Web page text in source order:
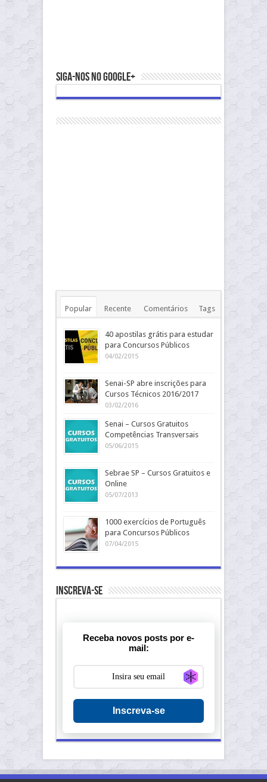
Siga-nos no Google+
Popular Recente Comentários Tags
40 apostilas grátis para estudar
para Concursos Públicos
04/02/2015
Senai-SP abre inscrições para
Cursos Técnicos 2016/2017
03/02/2016
Senai – Cursos Gratuitos
Competências Transversais
05/06/2015
Sebrae SP – Cursos Gratuitos e
Online
05/07/2013
1000 exercícios de Português
para Concursos Públicos
07/04/2015
Inscreva-se
Receba novos posts por e-
mail:
Generate new
Inscreva-se